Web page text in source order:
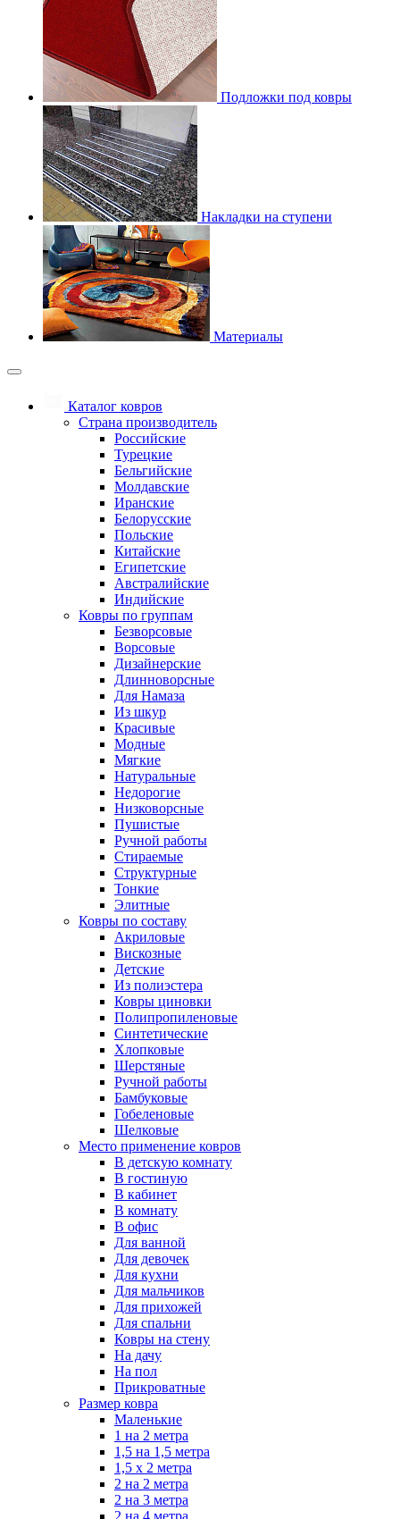
Подложки под ковры
Накладки на ступени
Материалы
Каталог ковров
Страна производитель
Российские
Турецкие
Бельгийские
Молдавские
Иранские
Белорусские
Польские
Китайские
Египетские
Австралийские
Индийские
Ковры по группам
Безворсовые
Ворсовые
Дизайнерские
Длинноворсные
Для Намаза
Из шкур
Красивые
Модные
Мягкие
Натуральные
Недорогие
Низковорсные
Пушистые
Ручной работы
Стираемые
Структурные
Тонкие
Элитные
Ковры по составу
Акриловые
Вискозные
Детские
Из полиэстера
Ковры циновки
Полипропиленовые
Синтетические
Хлопковые
Шерстяные
Ручной работы
Бамбуковые
Гобеленовые
Шелковые
Место применение ковров
В детскую комнату
В гостиную
В кабинет
В комнату
В офис
Для ванной
Для девочек
Для кухни
Для мальчиков
Для прихожей
Для спальни
Ковры на стену
На дачу
На пол
Прикроватные
Размер ковра
Маленькие
1 на 2 метра
1,5 на 1,5 метра
1,5 х 2 метра
2 на 2 метра
2 на 3 метра
2 на 4 метра